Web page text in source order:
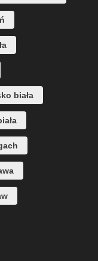
biała